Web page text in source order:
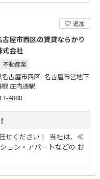
追加
古屋市西区の賃貸ならかり
式会社
不動産業
名古屋市西区 名古屋市営地下
庄内通駅
4888
せください！ ​ 当社は、≪
ョン・アパートなどの お